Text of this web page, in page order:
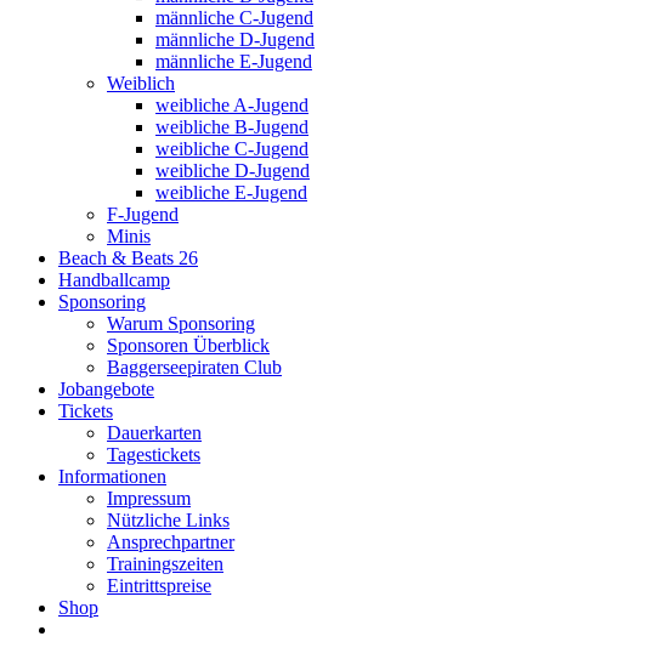
männliche C-Jugend
männliche D-Jugend
männliche E-Jugend
Weiblich
weibliche A-Jugend
weibliche B-Jugend
weibliche C-Jugend
weibliche D-Jugend
weibliche E-Jugend
F-Jugend
Minis
Beach & Beats 26
Handballcamp
Sponsoring
Warum Sponsoring
Sponsoren Überblick
Baggerseepiraten Club
Jobangebote
Tickets
Dauerkarten
Tagestickets
Informationen
Impressum
Nützliche Links
Ansprechpartner
Trainingszeiten
Eintrittspreise
Shop